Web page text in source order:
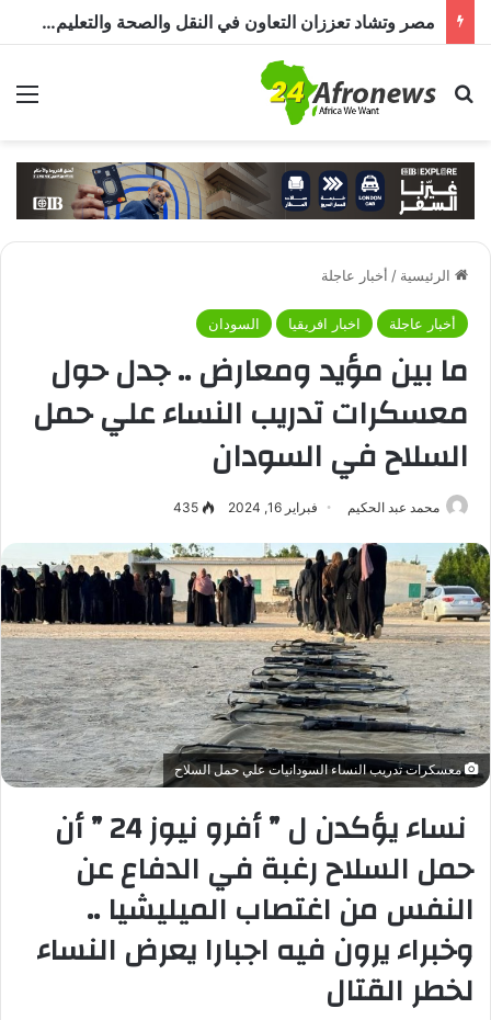
مصر وتشاد تعززان الشراكة الصحية.. دواء وتدريب وخبرات طبية
بحث عن
الرئيسية / أخبار عاجلة
أخبار عاجلة اخبار افريقيا السودان
ما بين مؤيد ومعارض .. جدل حول
معسكرات تدريب النساء علي حمل
السلاح في السودان
محمد عبد الحكيم فبراير 16, 2024 435
معسكرات تدريب النساء السودانيات علي حمل السلاح
نساء يؤكدن ل ” أفرو نيوز 24 ” أن
حمل السلاح رغبة في الدفاع عن
النفس من اغتصاب الميليشيا ..
وخبراء يرون فيه اجبارا يعرض النساء
لخطر القتال